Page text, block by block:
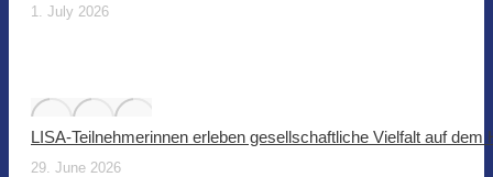
1. July 2026
LISA-Teilnehmerinnen erleben gesellschaftliche Vielfalt auf dem
29. June 2026